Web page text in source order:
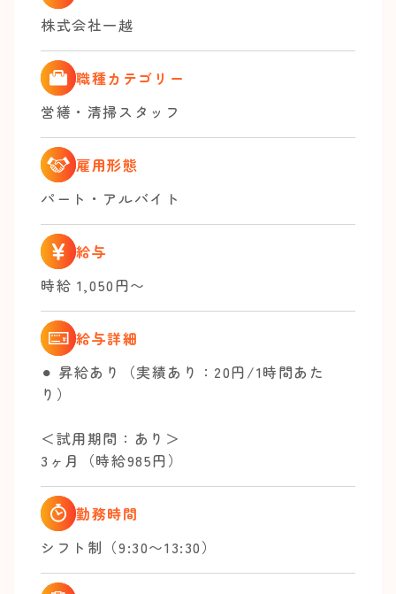
株式会社一越
職種カテゴリー
営繕・清掃スタッフ
雇用形態
パート・アルバイト
給与
時給 1,050円〜
給与詳細
⚫︎ 昇給あり（実績あり：20円/1時間あた
り）
＜試用期間：あり＞
3ヶ月（時給985円）
勤務時間
シフト制（9:30〜13:30）